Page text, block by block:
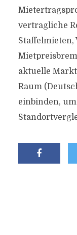
vertragliche
aktuelle
Raum
einbinden,